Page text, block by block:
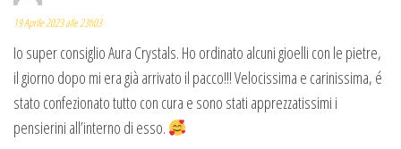
19 Aprile 2023 alle 23h03
Io super consiglio Aura Crystals. Ho ordinato alcuni gioelli con le pietre,
il giorno dopo mi era già arrivato il pacco!!! Velocissima e carinissima, é
stato confezionato tutto con cura e sono stati apprezzatissimi i
pensierini all’interno di esso.